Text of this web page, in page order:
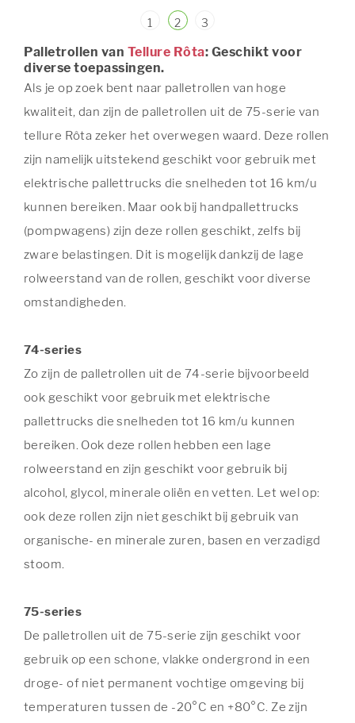
1 2 3
Palletrollen van Tellure Rôta: Geschikt voor
diverse toepassingen.
Als je op zoek bent naar palletrollen van hoge
kwaliteit, dan zijn de palletrollen uit de 75-serie van
tellure Rôta zeker het overwegen waard. Deze rollen
zijn namelijk uitstekend geschikt voor gebruik met
elektrische pallettrucks die snelheden tot 16 km/u
kunnen bereiken. Maar ook bij handpallettrucks
(pompwagens) zijn deze rollen geschikt, zelfs bij
zware belastingen. Dit is mogelijk dankzij de lage
rolweerstand van de rollen, geschikt voor diverse
omstandigheden.
74-series
Zo zijn de palletrollen uit de 74-serie bijvoorbeeld
ook geschikt voor gebruik met elektrische
pallettrucks die snelheden tot 16 km/u kunnen
bereiken. Ook deze rollen hebben een lage
rolweerstand en zijn geschikt voor gebruik bij
alcohol, glycol, minerale oliën en vetten. Let wel op:
ook deze rollen zijn niet geschikt bij gebruik van
organische- en minerale zuren, basen en verzadigd
stoom.
75-series
De palletrollen uit de 75-serie zijn geschikt voor
gebruik op een schone, vlakke ondergrond in een
droge- of niet permanent vochtige omgeving bij
temperaturen tussen de -20°C en +80°C. Ze zijn